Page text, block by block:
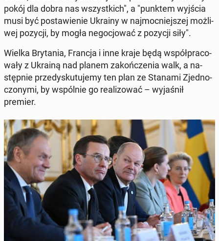
pokój dla dobra nas wszyst­kich", a "punktem wyjścia
musi być po­sta­wie­nie Ukrainy w naj­moc­niej­szej moż­li­
wej pozycji, by mogła ne­go­cjo­wać z pozycji siły".
Wielka Bry­ta­nia, Francja i inne kraje będą współ­pra­co­
wa­ły z Ukrainą nad planem za­koń­cze­nia walk, a na­
stęp­nie prze­dys­ku­tu­je­my ten plan ze Stanami Zjed­no­
czo­ny­mi, by wspól­nie go re­ali­zo­wać – wy­ja­śnił
premier.